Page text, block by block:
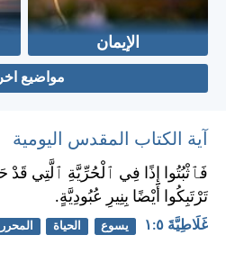
الإيمان
مواضيع
آية الكتاب المقدس اليومية
فَٱثْبُتُوا إِذًا فِي ٱلْحُرِّيَّةِ ٱلَّتِي قَدْ
تَرْتَبِكُوا أَيْضًا بِنِيرِ عُبُودِيَّةٍ.
غَلَاطِيَّةَ ٥:‏١ يسوع الحياة المحرر